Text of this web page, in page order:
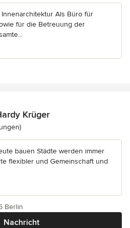
Innenarchitektur Als Büro für
für die Betreuung der
Krüger
5 von 5 Sternen
bauen Städte werden immer
flexibler und Gemeinschaft und
Nachricht
Berlin